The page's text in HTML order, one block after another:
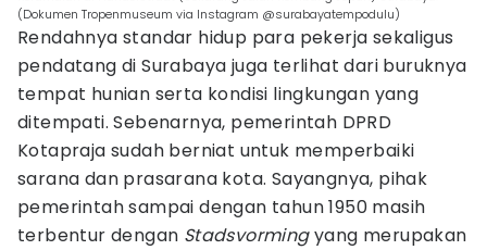
(Dokumen Tropenmuseum via Instagram @surabayatempodulu)
Rendahnya standar hidup para pekerja sekaligus
pendatang di Surabaya juga terlihat dari buruknya
tempat hunian serta kondisi lingkungan yang
ditempati. Sebenarnya, pemerintah DPRD
Kotapraja sudah berniat untuk memperbaiki
sarana dan prasarana kota. Sayangnya, pihak
pemerintah sampai dengan tahun 1950 masih
terbentur dengan Stadsvormingyang merupakan